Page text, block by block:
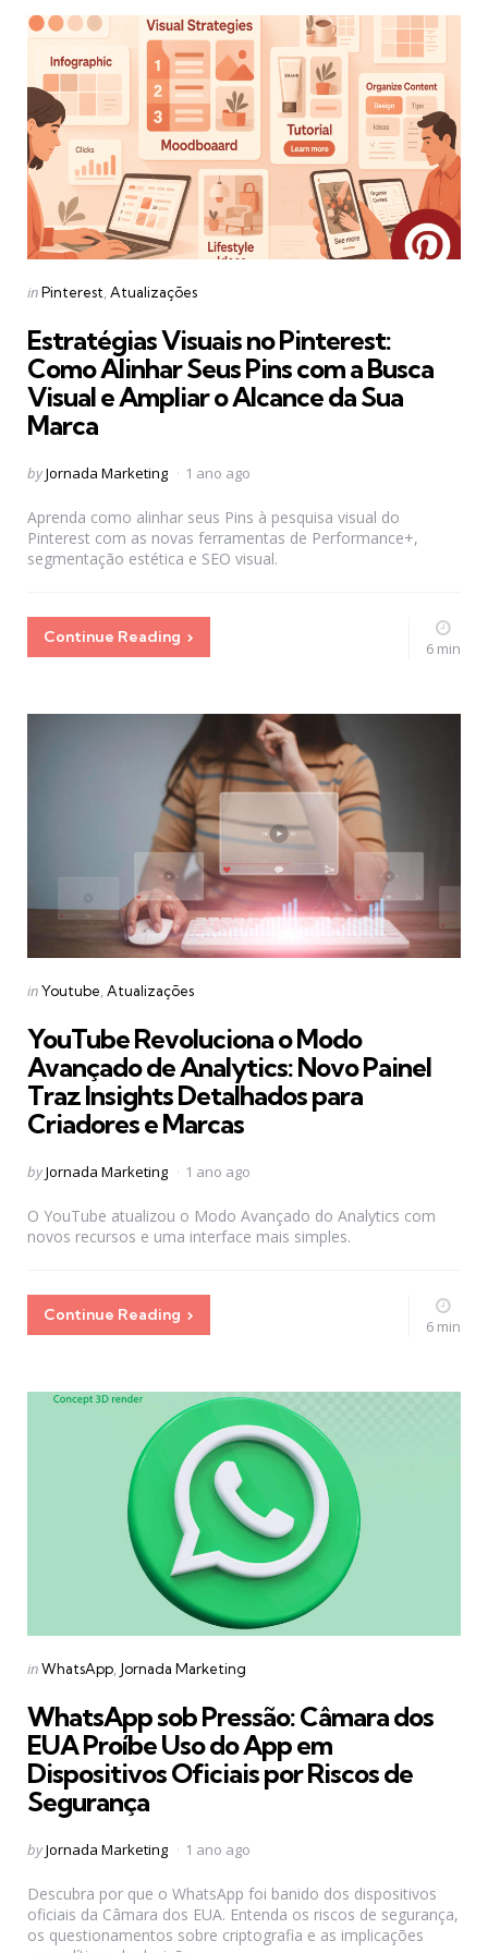
Categories
Posted
inPinterest Atualizações
Estratégias Visuais no Pinterest:
Como Alinhar Seus Pins com a Busca
Visual e Ampliar o Alcance da Sua
Marca
Posted
byJornada Marketing 1 ano ago
Aprenda como alinhar seus Pins à pesquisa visual do
Pinterest com as novas ferramentas de Performance+,
segmentação estética e SEO visual.
Continue Reading
6 min
Categories
Posted
inYoutube Atualizações
YouTube Revoluciona o Modo
Avançado de Analytics: Novo Painel
Traz Insights Detalhados para
Criadores e Marcas
Posted
byJornada Marketing 1 ano ago
O YouTube atualizou o Modo Avançado do Analytics com
novos recursos e uma interface mais simples.
Continue Reading
6 min
Categories
Posted
inWhatsApp Jornada Marketing
WhatsApp sob Pressão: Câmara dos
EUA Proíbe Uso do App em
Dispositivos Oficiais por Riscos de
Segurança
Posted
byJornada Marketing 1 ano ago
Descubra por que o WhatsApp foi banido dos dispositivos
oficiais da Câmara dos EUA. Entenda os riscos de segurança,
os questionamentos sobre criptografia e as implicações